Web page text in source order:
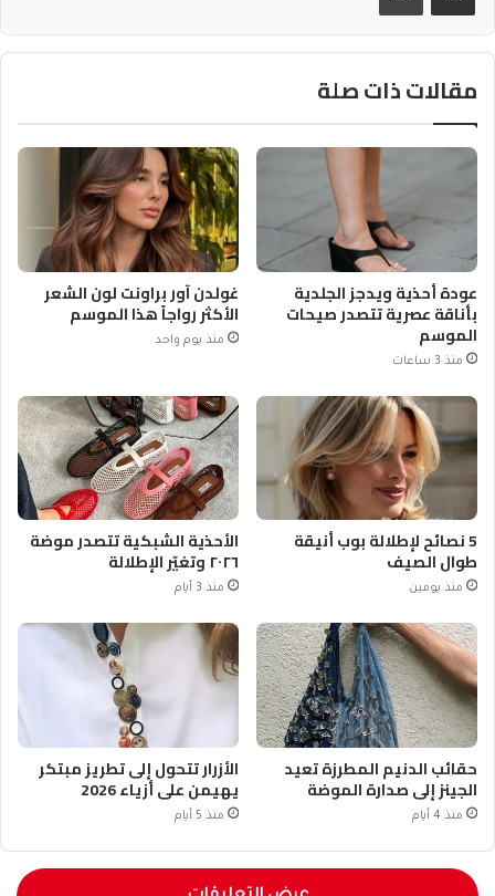
مقالات ذات صلة
عودة أحذية ويدجز الجلدية
بأناقة عصرية تتصدر صيحات
الموسم
منذ 3 ساعات
غولدن آور براونت لون الشعر
الأكثر رواجاً هذا الموسم
منذ يوم واحد
5 نصائح لإطلالة بوب أنيقة
طوال الصيف
منذ يومين
الأحذية الشبكية تتصدر موضة
٢٠٢٦ وتغيّر الإطلالة
منذ 3 أيام
حقائب الدنيم المطرزة تعيد
الجينز إلى صدارة الموضة
منذ 4 أيام
الأزرار تتحول إلى تطريز مبتكر
يهيمن على أزياء 2026
منذ 5 أيام